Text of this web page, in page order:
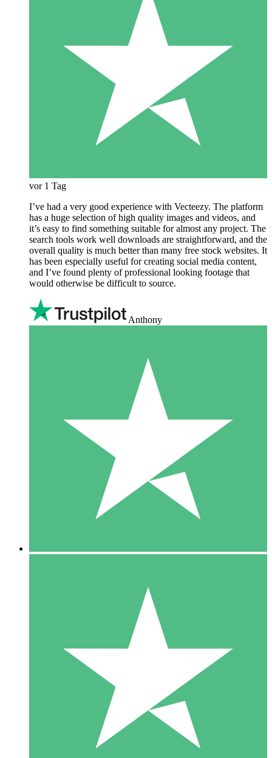
vor 1 Tag
I’ve had a very good experience with Vecteezy. The platform
has a huge selection of high quality images and videos, and
it’s easy to find something suitable for almost any project. The
search tools work well downloads are straightforward, and the
overall quality is much better than many free stock websites. It
has been especially useful for creating social media content,
and I’ve found plenty of professional looking footage that
would otherwise be difficult to source.
Anthony